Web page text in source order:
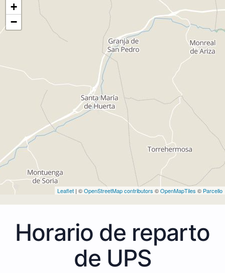
+
−
Leaflet | ©OpenStreetMap contributors ©OpenMapTiles © Parcello
Horario de reparto
de UPS